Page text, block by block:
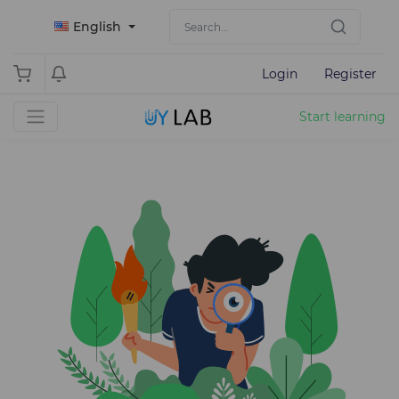
English
Login Register
Start learning